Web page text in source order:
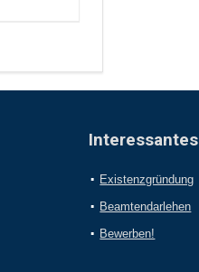
Interessantes
Existenzgründung
Beamtendarlehen
Bewerben!